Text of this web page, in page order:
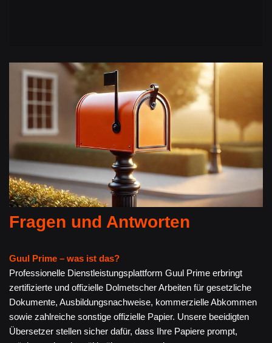
Fragen und Antworten
Guul Prime – was ist das?
Professionelle Dienstleistungsplattform Guul Prime erbringt
zertifizierte und offizielle Dolmetscher Arbeiten für gesetzliche
Dokumente, Ausbildungsnachweise, kommerzielle Abkommen
sowie zahlreiche sonstige offizielle Papier. Unsere beeidigten
Übersetzer stellen sicher dafür, dass Ihre Papiere prompt,